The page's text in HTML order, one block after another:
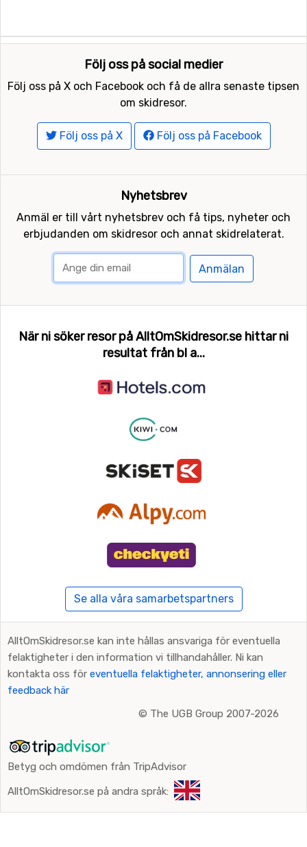
Följ oss på social medier
Följ oss på X och Facebook och få de allra senaste tipsen
om skidresor.
Följ oss på X Följ oss på Facebook
Nyhetsbrev
Anmäl er till vårt nyhetsbrev och få tips, nyheter och
erbjudanden om skidresor och annat skidrelaterat.
Anmälan
När ni söker resor på AlltOmSkidresor.se hittar ni
resultat från bl a...
Se alla våra samarbetspartners
AlltOmSkidresor.se kan inte hållas ansvariga för eventuella
felaktigheter i den information vi tillhandahåller. Ni kan
kontakta oss för eventuella felaktigheter, annonsering eller
feedback här
© The UGB Group 2007-2026
Betyg och omdömen från TripAdvisor
AlltOmSkidresor.se på andra språk: